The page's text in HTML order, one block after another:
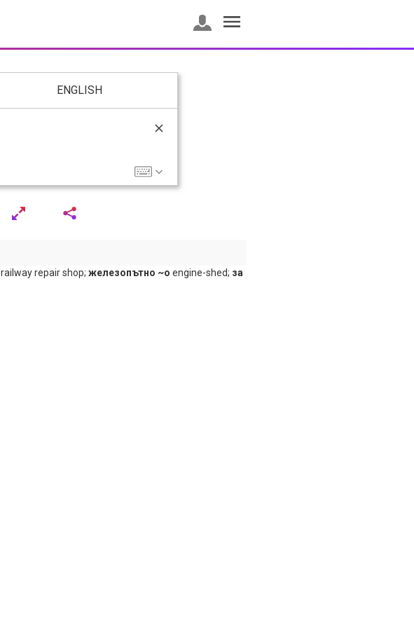
ENGLISH
railway repair shop; железопътно ~о engine-shed; за